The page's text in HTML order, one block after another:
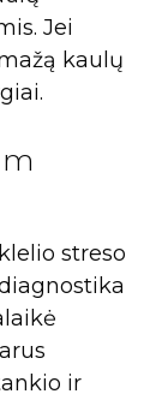
Jei
kaulų
streso
ir